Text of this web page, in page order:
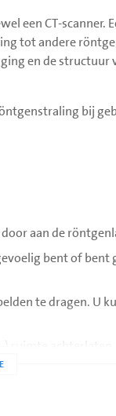
een CT-scanner.
tot andere
en de structuur
bij
aan de
bent of bent
te dragen. U
en drinken.